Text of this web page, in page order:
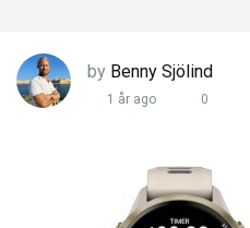
by Benny Sjölind
1 år ago 0